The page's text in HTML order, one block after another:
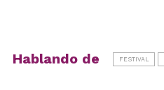
Hablando de FESTIVAL